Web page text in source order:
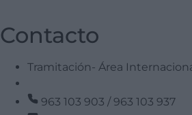
Contacto
Tramitación- Área
963 103 903 / 963 103 937